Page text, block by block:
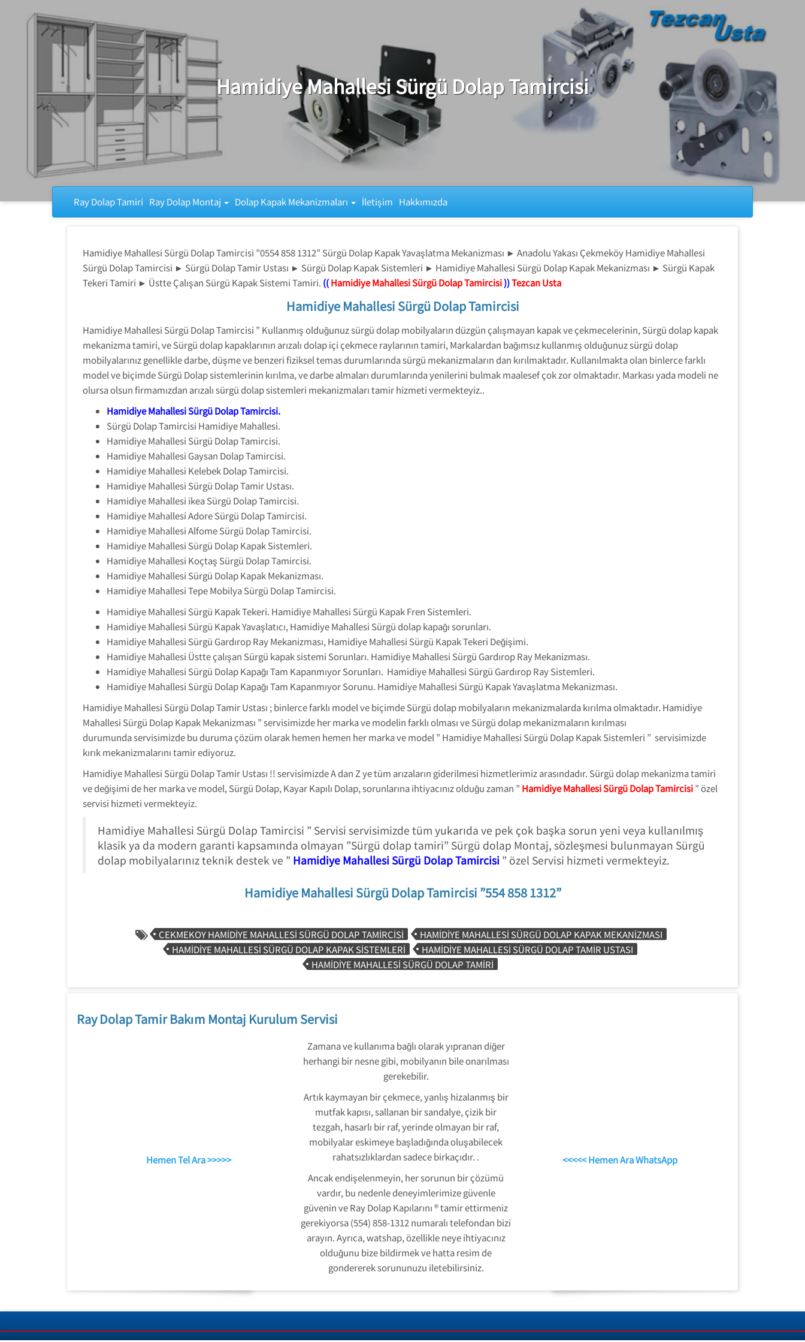
Hamidiye Mahallesi Sürgü Dolap Tamircisi
Ray Dolap Tamiri Ray Dolap Montaj Dolap Kapak Mekanizmaları İletişim Hakkımızda
Hamidiye Mahallesi Sürgü Dolap Tamircisi ”0554 858 1312” Sürgü Dolap Kapak Yavaşlatma Mekanizması ► Anadolu Yakası Çekmeköy Hamidiye Mahallesi
Sürgü Dolap Tamircisi ► Sürgü Dolap Tamir Ustası ► Sürgü Dolap Kapak Sistemleri ► Hamidiye Mahallesi Sürgü Dolap Kapak Mekanizması ► Sürgü Kapak
Tekeri Tamiri ► Üstte Çalışan Sürgü Kapak Sistemi Tamiri. ((Hamidiye Mahallesi Sürgü Dolap Tamircisi))Tezcan Usta
Hamidiye Mahallesi Sürgü Dolap Tamircisi
Hamidiye Mahallesi Sürgü Dolap Tamircisi ” Kullanmış olduğunuz sürgü dolap mobilyaların düzgün çalışmayan kapak ve çekmecelerinin, Sürgü dolap kapak
mekanizma tamiri, ve Sürgü dolap kapaklarının arızalı dolap içi çekmece raylarının tamiri, Markalardan bağımsız kullanmış olduğunuz sürgü dolap
mobilyalarınız genellikle darbe, düşme ve benzeri fiziksel temas durumlarında sürgü mekanizmaların dan kırılmaktadır. Kullanılmakta olan binlerce farklı
model ve biçimde Sürgü Dolap sistemlerinin kırılma, ve darbe almaları durumlarında yenilerini bulmak maalesef çok zor olmaktadır. Markası yada modeli ne
olursa olsun firmamızdan arızalı sürgü dolap sistemleri mekanizmaları tamir hizmeti vermekteyiz..
Hamidiye Mahallesi Sürgü Dolap Tamircisi.
Sürgü Dolap Tamircisi Hamidiye Mahallesi.
Hamidiye Mahallesi Sürgü Dolap Tamircisi.
Hamidiye Mahallesi Gaysan Dolap Tamircisi.
Hamidiye Mahallesi Kelebek Dolap Tamircisi.
Hamidiye Mahallesi Sürgü Dolap Tamir Ustası.
Hamidiye Mahallesi ikea Sürgü Dolap Tamircisi.
Hamidiye Mahallesi Adore Sürgü Dolap Tamircisi.
Hamidiye Mahallesi Alfome Sürgü Dolap Tamircisi.
Hamidiye Mahallesi Sürgü Dolap Kapak Sistemleri.
Hamidiye Mahallesi Koçtaş Sürgü Dolap Tamircisi.
Hamidiye Mahallesi Sürgü Dolap Kapak Mekanizması.
Hamidiye Mahallesi Tepe Mobilya Sürgü Dolap Tamircisi.
Hamidiye Mahallesi Sürgü Kapak Tekeri. Hamidiye Mahallesi Sürgü Kapak Fren Sistemleri.
Hamidiye Mahallesi Sürgü Kapak Yavaşlatıcı, Hamidiye Mahallesi Sürgü dolap kapağı sorunları.
Hamidiye Mahallesi Sürgü Gardırop Ray Mekanizması, Hamidiye Mahallesi Sürgü Kapak Tekeri Değişimi.
Hamidiye Mahallesi Üstte çalışan Sürgü kapak sistemi Sorunları. Hamidiye Mahallesi Sürgü Gardırop Ray Mekanizması.
Hamidiye Mahallesi Sürgü Dolap Kapağı Tam Kapanmıyor Sorunları. Hamidiye Mahallesi Sürgü Gardırop Ray Sistemleri.
Hamidiye Mahallesi Sürgü Dolap Kapağı Tam Kapanmıyor Sorunu. Hamidiye Mahallesi Sürgü Kapak Yavaşlatma Mekanizması.
Hamidiye Mahallesi Sürgü Dolap Tamir Ustası ; binlerce farklı model ve biçimde Sürgü dolap mobilyaların mekanizmalarda kırılma olmaktadır. Hamidiye
Mahallesi Sürgü Dolap Kapak Mekanizması ” servisimizde her marka ve modelin farklı olması ve Sürgü dolap mekanizmaların kırılması
durumunda servisimizde bu duruma çözüm olarak hemen hemen her marka ve model ” Hamidiye Mahallesi Sürgü Dolap Kapak Sistemleri ” servisimizde
kırık mekanizmalarını tamir ediyoruz.
Hamidiye Mahallesi Sürgü Dolap Tamir Ustası !! servisimizde A dan Z ye tüm arızaların giderilmesi hizmetlerimiz arasındadır. Sürgü dolap mekanizma tamiri
ve değişimi de her marka ve model, Sürgü Dolap, Kayar Kapılı Dolap, sorunlarına ihtiyacınız olduğu zaman ” Hamidiye Mahallesi Sürgü Dolap Tamircisi” özel
servisi hizmeti vermekteyiz.
Hamidiye Mahallesi Sürgü Dolap Tamircisi ” Servisi servisimizde tüm yukarıda ve pek çok başka sorun yeni veya kullanılmış
klasik ya da modern garanti kapsamında olmayan ”Sürgü dolap tamiri” Sürgü dolap Montaj, sözleşmesi bulunmayan Sürgü
dolap mobilyalarınız teknik destek ve ” Hamidiye Mahallesi Sürgü Dolap Tamircisi ” özel Servisi hizmeti vermekteyiz.
Hamidiye Mahallesi Sürgü Dolap Tamircisi ”554 858 1312”
CEKMEKOY HAMIDIYE MAHALLESI SÜRGÜ DOLAP TAMIRCISI
HAMIDIYE MAHALLESI SÜRGÜ DOLAP KAPAK MEKANIZMASI
HAMIDIYE MAHALLESI SÜRGÜ DOLAP KAPAK SISTEMLERI
HAMIDIYE MAHALLESI SÜRGÜ DOLAP TAMIR USTASI
HAMIDIYE MAHALLESI SÜRGÜ DOLAP TAMIRI
Ray Dolap Tamir Bakım Montaj Kurulum Servisi
Hemen Tel Ara >>>>>
Zamana ve kullanıma bağlı olarak yıpranan diğer
herhangi bir nesne gibi, mobilyanın bile onarılması
gerekebilir.
Artık kaymayan bir çekmece, yanlış hizalanmış bir
mutfak kapısı, sallanan bir sandalye, çizik bir
tezgah, hasarlı bir raf, yerinde olmayan bir raf,
mobilyalar eskimeye başladığında oluşabilecek
rahatsızlıklardan sadece birkaçıdır. .
Ancak endişelenmeyin, her sorunun bir çözümü
vardır, bu nedenle deneyimlerimize güvenle
güvenin ve Ray Dolap Kapılarını ® tamir ettirmeniz
gerekiyorsa (554) 858-1312 numaralı telefondan bizi
arayın. Ayrıca, watshap, özellikle neye ihtiyacınız
olduğunu bize bildirmek ve hatta resim de
gondererek sorununuzu iletebilirsiniz.
<<<<< Hemen Ara WhatsApp